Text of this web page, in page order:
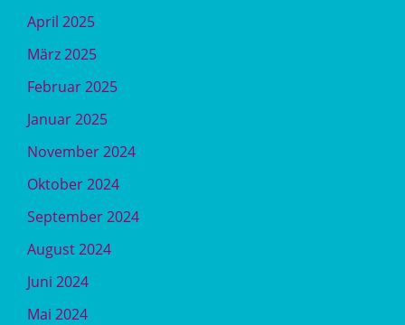
April 2025
März 2025
Februar 2025
Januar 2025
November 2024
Oktober 2024
September 2024
August 2024
Juni 2024
Mai 2024